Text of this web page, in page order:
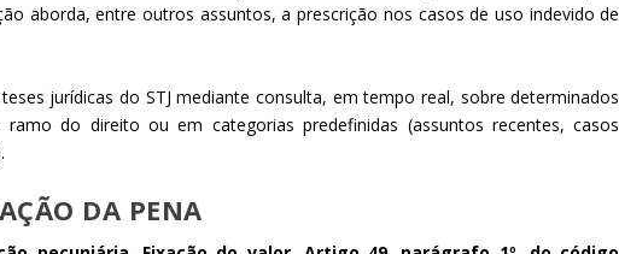
aborda, entre outros assuntos, a prescrição nos casos de uso indevido de
jurídicas do STJ mediante consulta, em tempo real, sobre determinados
do direito ou em categorias predefinidas (assuntos recentes, casos
DA PENA